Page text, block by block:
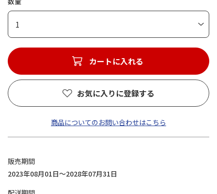
1
カートに入れる
お気に入りに登録する
商品についてのお問い合わせはこちら
販売期間
2023年08月01日～2028年07月31日